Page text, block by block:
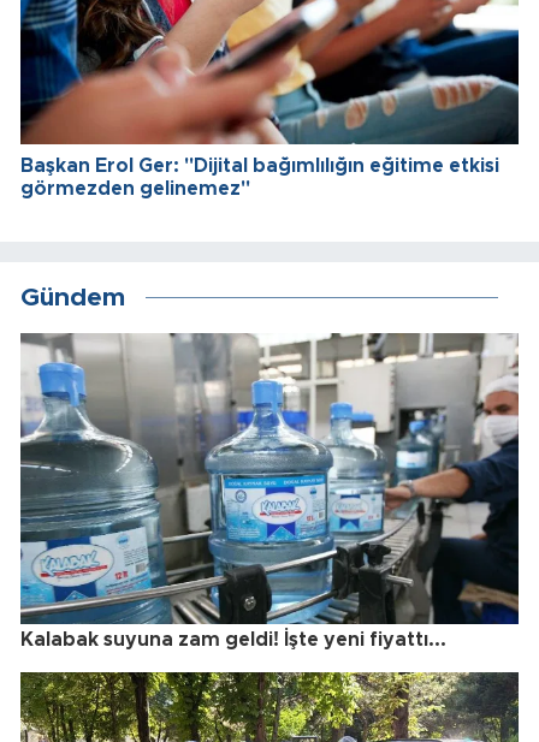
Başkan Erol Ger: "Dijital bağımlılığın eğitime etkisi
görmezden gelinemez"
Gündem
Kalabak suyuna zam geldi! İşte yeni fiyattı...